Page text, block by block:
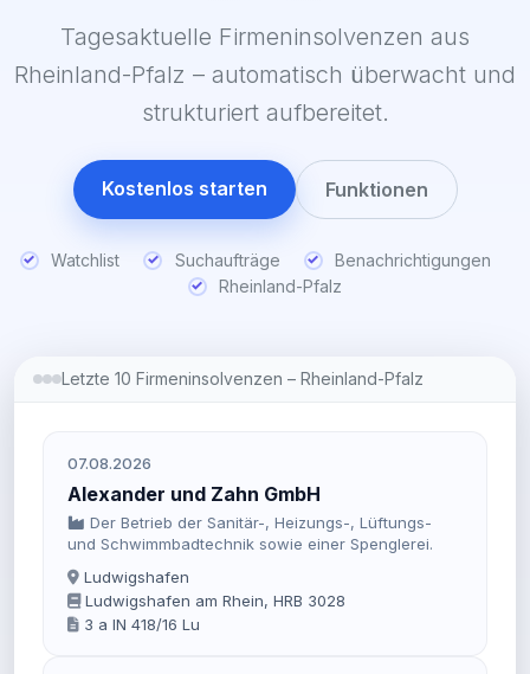
Tagesaktuelle Firmeninsolvenzen aus
Rheinland-Pfalz – automatisch überwacht und
strukturiert aufbereitet.
Kostenlos starten Funktionen
Watchlist Suchaufträge
Benachrichtigungen
Rheinland-Pfalz
Letzte 10 Firmeninsolvenzen – Rheinland-Pfalz
07.08.2026
Alexander und Zahn GmbH
Der Betrieb der Sanitär-, Heizungs-, Lüftungs-
und Schwimmbadtechnik sowie einer Spenglerei.
Ludwigshafen
Ludwigshafen am Rhein, HRB 3028
3 a IN 418/16 Lu